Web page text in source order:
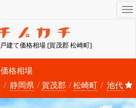
建て価格相場 [賀茂郡 松崎町]
格相場
静岡県 賀茂郡 松崎町 池代